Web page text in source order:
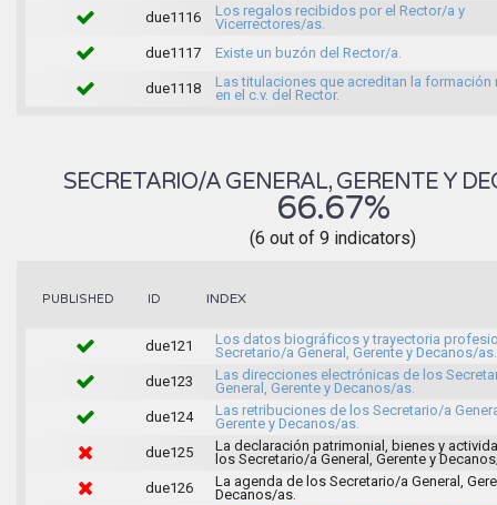
due1116
Los regalos recibidos por el Rector/a y
Vicerrectores/as.
due1117
Existe un buzón del Rector/a.
due1118
Las titulaciones que acreditan la formación
en el c.v. del Rector.
SECRETARIO/A GENERAL, GERENTE Y
66.67%
(6 out of 9 indicators)
PUBLISHED ID INDEX
due121
Los datos biográficos y trayectoria
Secretario/a General, Gerente y Decanos/as.
due123
Las direcciones electrónicas de los
General, Gerente y Decanos/as.
due124
Las retribuciones de los Secretario/a
Gerente y Decanos/as.
due125
La declaración patrimonial, bienes y
los Secretario/a General, Gerente y
due126
La agenda de los Secretario/a General,
Decanos/as.